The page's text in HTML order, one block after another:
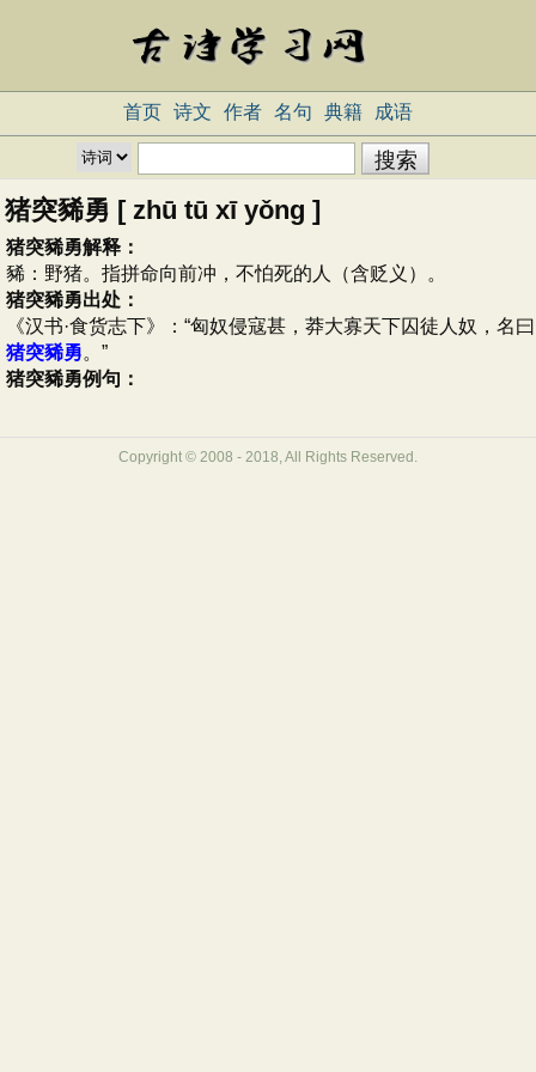
首页 诗文 作者 名句 典籍 成语
猪突豨勇 [ zhū tū xī yǒng ]
猪突豨勇解释：
豨：野猪。指拼命向前冲，不怕死的人（含贬义）。
猪突豨勇出处：
《汉书·食货志下》：“匈奴侵寇甚，莽大寡天下囚徒人奴，名曰
猪突豨勇。”
猪突豨勇例句：
Copyright © 2008 - 2018, All Rights Reserved.